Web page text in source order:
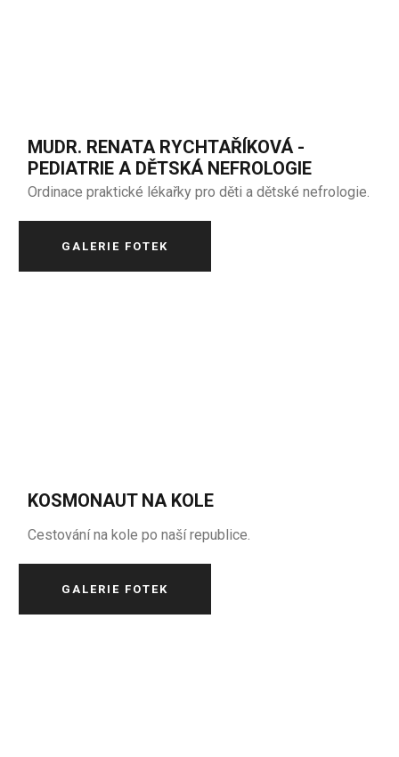
MUDR. RENATA RYCHTAŘÍKOVÁ -
PEDIATRIE A DĚTSKÁ NEFROLOGIE
Ordinace praktické lékařky pro děti a dětské nefrologie.
GALERIE FOTEK
KOSMONAUT NA KOLE
Cestování na kole po naší republice.
GALERIE FOTEK